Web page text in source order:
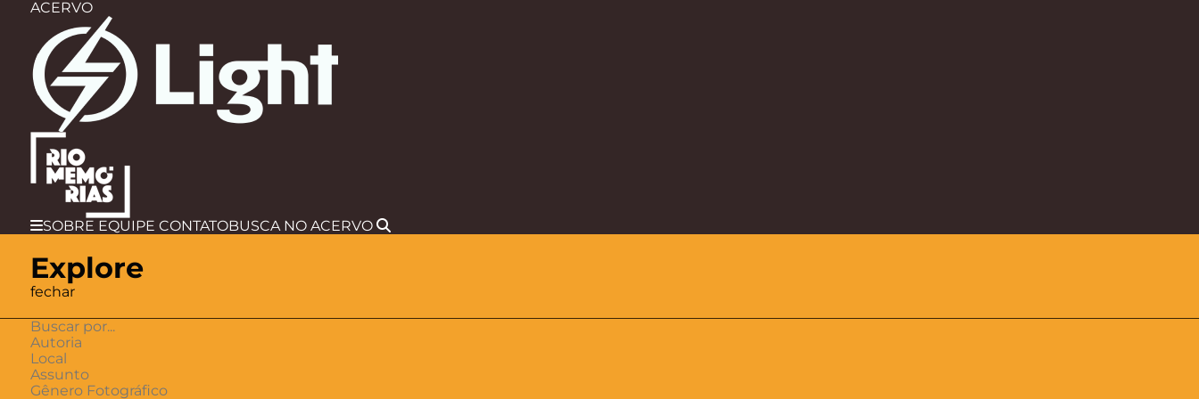
ACERVO
SOBRE EQUIPE CONTATOBUSCA NO ACERVO
Explore
fechar